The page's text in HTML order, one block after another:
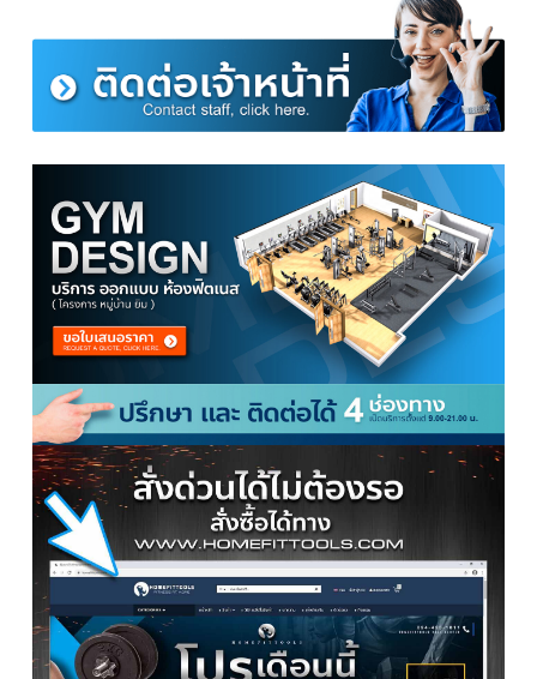
ความยาวตัวด้ามจับ 24 ซม.
ความยาวเชือก 9 เมตร น้ำหนัก 7.6 กก.
ความยาวเชือก 12 เมตร น้ำหนัก 10 กก.
ความยาวเชือก 15 เมตร น้ำหนัก 13 กก.
สามารถดูคลิปวิธีออกกำลังกายได้ที่นี่เลยจ้า
>>>https://www.youtube.com/watch?v=CP9wkR-aExo